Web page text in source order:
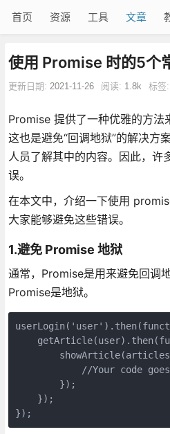
首页 资源 工具 文章
使用 Promise 时的5个
更新日期: 2021-11-26 阅读: 1.8k 标签:
Promise 提供了一种优雅的方法
这也是避免“回调地狱”的解决方
人员了解其中的内容。因此，许
误。
在本文中，介绍一下使用
大家能够避免这些错误。
1.避免 Promise 地狱
通常，Promise是用来避免回调
Promise是地狱。
//Your code
        });
    });
});